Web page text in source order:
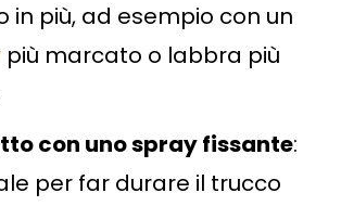
in più, ad esempio con un
più marcato o labbra più
con uno spray fissante:
per far durare il trucco